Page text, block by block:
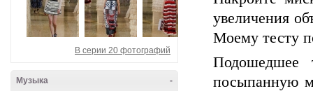
В серии 20 фотографий
-
Музыка
увеличения
Моему тесту
Подошедшее
посыпанную